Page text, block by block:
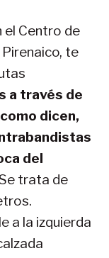
el Centro de
te
a través de
dicen,
del
trata de
a la izquierda